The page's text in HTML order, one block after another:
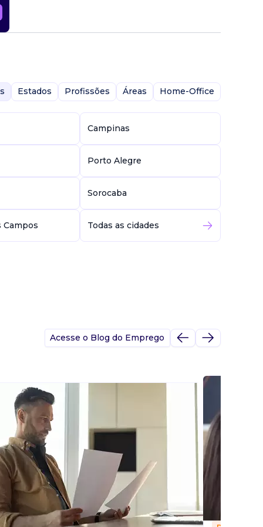
Estados Profissões Áreas Home-Office
Campinas
Porto Alegre
Sorocaba
Campos Todas as cidades
Acesse o Blog do Emprego